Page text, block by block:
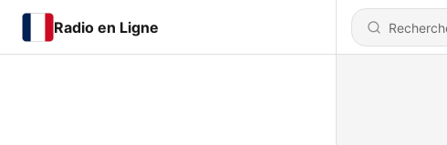
Radio en Ligne